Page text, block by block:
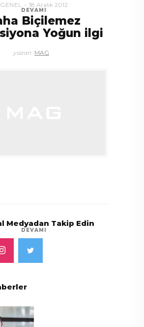
DEVAMI
GENEL 18 Aralık 2012
Biçilemez
Yoğun ilgi
yazan: MAG
DEVAMI
Medyadan Takip Edin